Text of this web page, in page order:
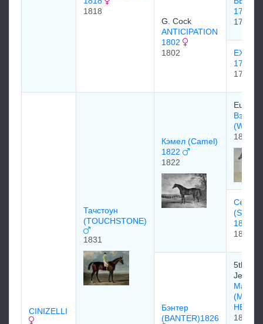
1818
G. Cock
ANTICIPATION
1802
1802
1791
1791
1779
1779
CINIZELLI
Тачстоун
(TOUCHSTONE)
1831
Кэмел (Camel)
1822
1822
Euston
1807
Селим
1812
1812
Бэнтер
(BANTER)1826
5th.
Jersey.
1815